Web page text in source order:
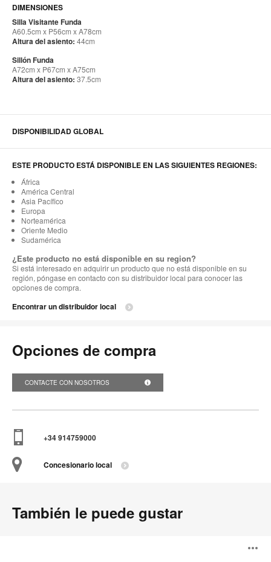
DIMENSIONES
Silla Visitante Funda
A60.5cm x P56cm x A78cm
Altura del asiento: 44cm
Sillón Funda
A72cm x P67cm x A75cm
Altura del asiento: 37.5cm
DISPONIBILIDAD GLOBAL
ESTE PRODUCTO ESTÁ DISPONIBLE EN LAS SIGUIENTES REGIONES:
África
América Central
Asia Pacífico
Europa
Norteamérica
Oriente Medio
Sudamérica
¿Este producto no está disponible en su region?
Si está interesado en adquirir un producto que no está disponible en su
región, póngase en contacto con su distribuidor local para conocer las
opciones de compra.
Encontrar un distribuidor local
Opciones de compra
CONTACTE CON NOSOTROS
+34 914759000
Concesionario local
También le puede gustar